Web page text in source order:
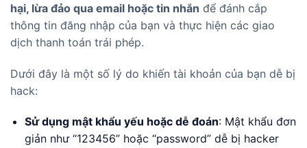
hại, lừa đảo qua email hoặc tin nhắn để đánh cắp
thông tin đăng nhập của bạn và thực hiện các giao
dịch thanh toán trái phép.
Dưới đây là một số lý do khiến tài khoản của bạn dễ bị
hack:
Sử dụng mật khẩu yếu hoặc dễ đoán: Mật khẩu đơn
giản như “123456” hoặc “password” dễ bị hacker